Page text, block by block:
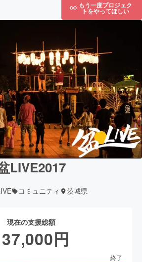
もう一度プロジェク
トをやってほしい
LIVE2017
コミュニティ 茨城県
現在の支援総額
円
終了